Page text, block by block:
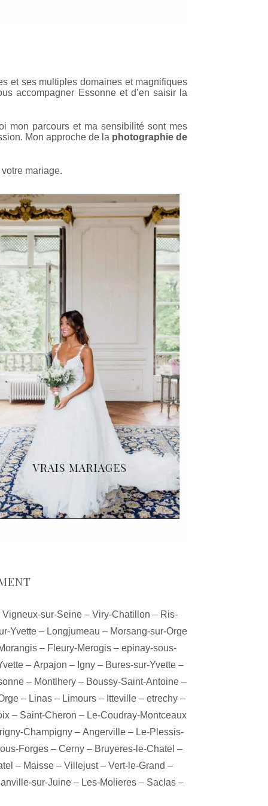
et ses multiples domaines et magnifiques
accompagner Essonne et d’en saisir la
mon parcours et ma sensibilité sont mes
Mon approche de la photographie de
mariage.
Vigneux-sur-Seine – Viry-Chatillon – Ris-
Yvette – Longjumeau – Morsang-sur-Orge
– Fleury-Merogis– epinay-sous-
– Arpajon – Igny – Bures-sur-Yvette –
– Montlhery– Boussy-Saint-Antoine–
– Linas – Limours – Itteville – etrechy –
– Saint-Cheron – Le-Coudray-Montceaux
Champigny– Angerville– Le-Plessis-
Forges – Cerny – Bruyeres-le-Chatel –
– Maisse– Villejust– Vert-le-Grand –
sur-Juine – Les-Molieres – Saclas –